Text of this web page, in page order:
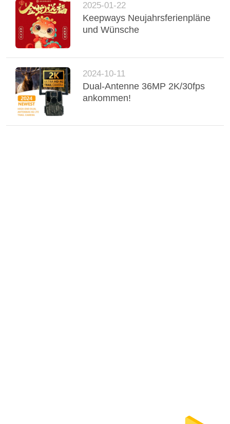
2025-01-22
Keepways Neujahrsferienpläne
und Wünsche
2024-10-11
Dual-Antenne 36MP 2K/30fps
ankommen!